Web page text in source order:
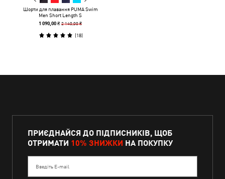
Шорти для плавання PUMA Swim
Men Short Length S
1 090,00 ₴2 140,00 ₴
(18)
ПРИЄДНАЙСЯ ДО ПІДПИСНИКІВ, ЩОБ
ОТРИМАТИ 10% ЗНИЖКИ НА ПОКУПКУ
Введіть E-mail